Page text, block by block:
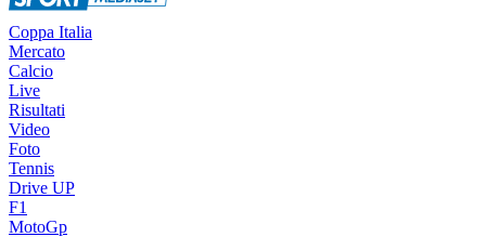
Coppa Italia
Mercato
Calcio
Live
Risultati
Video
Foto
Tennis
Drive UP
F1
MotoGp